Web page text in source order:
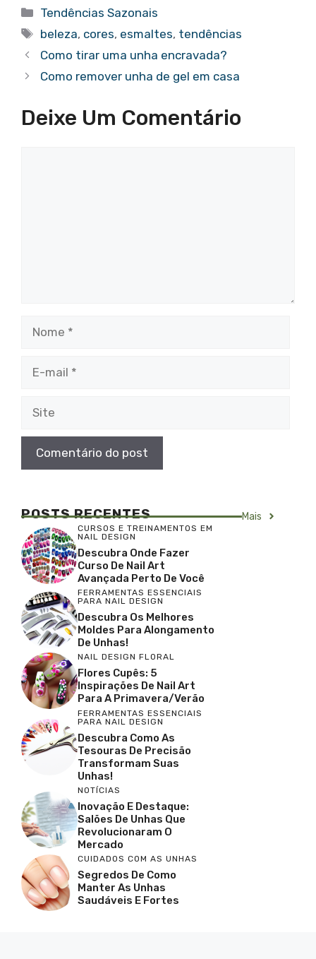
Categorias
Tendências Sazonais
Tags
beleza, cores, esmaltes, tendências
Como tirar uma unha encravada?
Como remover unha de gel em casa
Deixe Um Comentário
mail
POSTS RECENTES Mais
CURSOS E TREINAMENTOS EM
NAIL DESIGN
Descubra Onde Fazer
Curso De Nail Art
Avançada Perto De Você
FERRAMENTAS ESSENCIAIS
PARA NAIL DESIGN
Descubra Os Melhores
Moldes Para Alongamento
De Unhas!
NAIL DESIGN FLORAL
Flores Cupês: 5
Inspirações De Nail Art
Para A Primavera/Verão
FERRAMENTAS ESSENCIAIS
PARA NAIL DESIGN
Descubra Como As
Tesouras De Precisão
Transformam Suas
Unhas!
NOTÍCIAS
Inovação E Destaque:
Salões De Unhas Que
Revolucionaram O
Mercado
CUIDADOS COM AS UNHAS
Segredos De Como
Manter As Unhas
Saudáveis E Fortes